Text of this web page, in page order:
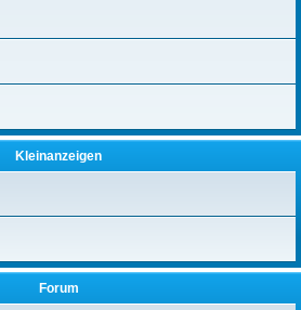
Kleinanzeigen
Forum